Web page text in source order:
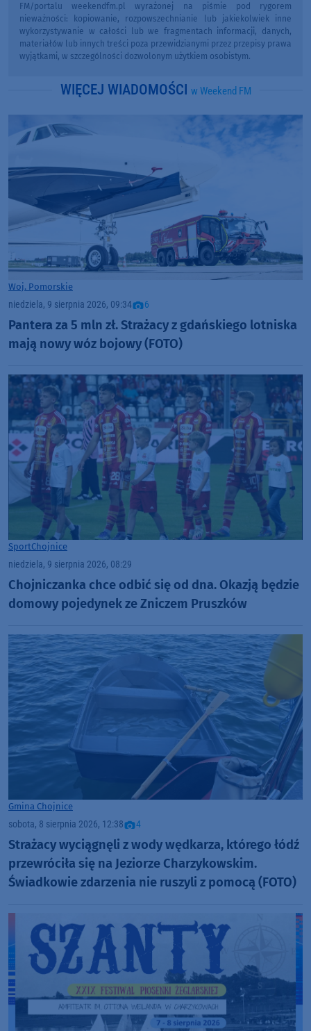
FM/portalu weekendfm.pl wyrażonej na piśmie pod rygorem
nieważności: kopiowanie, rozpowszechnianie lub jakiekolwiek inne
wykorzystywanie w całości lub we fragmentach informacji, danych,
materiałów lub innych treści poza przewidzianymi przez przepisy prawa
wyjątkami, w szczególności dozwolonym użytkiem osobistym.
WIĘCEJ WIADOMOŚCI w Weekend FM
Woj. Pomorskie
niedziela, 9 sierpnia 2026, 09:34 6
Pantera za 5 mln zł. Strażacy z gdańskiego lotniska
mają nowy wóz bojowy (FOTO)
SportChojnice
niedziela, 9 sierpnia 2026, 08:29
Chojniczanka chce odbić się od dna. Okazją będzie
domowy pojedynek ze Zniczem Pruszków
Gmina Chojnice
sobota, 8 sierpnia 2026, 12:38 4
Strażacy wyciągnęli z wody wędkarza, którego łódź
przewróciła się na Jeziorze Charzykowskim.
Świadkowie zdarzenia nie ruszyli z pomocą (FOTO)